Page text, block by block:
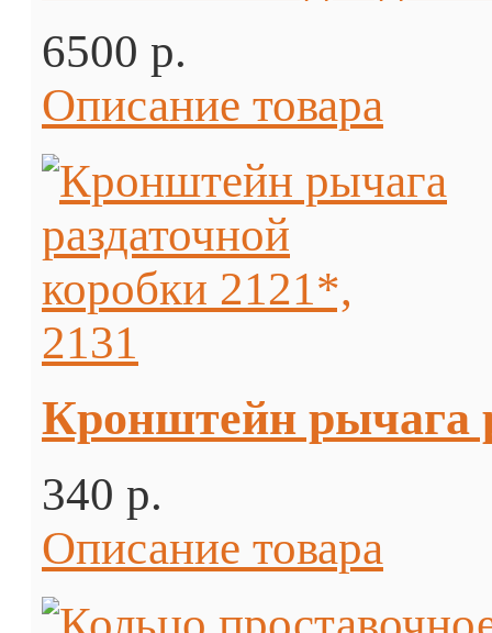
6500 p.
Описание товара
Кронштейн рычага
340 p.
Описание товара